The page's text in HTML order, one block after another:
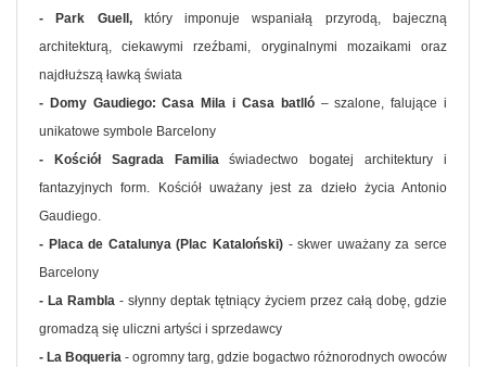
- Park Guell,
który imponuje wspaniałą przyrodą, bajeczną
architekturą, ciekawymi rzeźbami, oryginalnymi mozaikami oraz
najdłuższą ławką świata
- Domy Gaudiego: Casa Mila i Casa batlló – szalone, falujące i
unikatowe symbole Barcelony
- Kościół Sagrada Familiaświadectwo bogatej architektury i
fantazyjnych form. Kościół uważany jest za dzieło życia Antonio
Gaudiego.
- Placa de Catalunya (Plac Kataloński) - skwer uważany za serce
Barcelony
- La Rambla - słynny deptak tętniący życiem przez całą dobę, gdzie
gromadzą się uliczni artyści i sprzedawcy
- La Boqueria - ogromny targ, gdzie bogactwo różnorodnych owoców